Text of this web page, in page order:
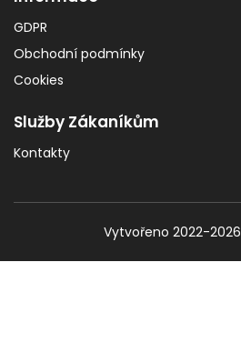
GDPR
Obchodní podmínky
Cookies
Služby Zákaníkům
Kontakty
Vytvořeno 2022-2026